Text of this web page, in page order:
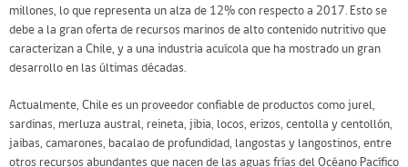
millones, lo que representa un alza de 12% con respecto a 2017. Esto se
debe a la gran oferta de recursos marinos de alto contenido nutritivo que
caracterizan a Chile, y a una industria acuícola que ha mostrado un gran
desarrollo en las últimas décadas.
Actualmente, Chile es un proveedor confiable de productos como jurel,
sardinas, merluza austral, reineta, jibia, locos, erizos, centolla y centollón,
jaibas, camarones, bacalao de profundidad, langostas y langostinos, entre
otros recursos abundantes que nacen de las aguas frías del Océano Pacífico